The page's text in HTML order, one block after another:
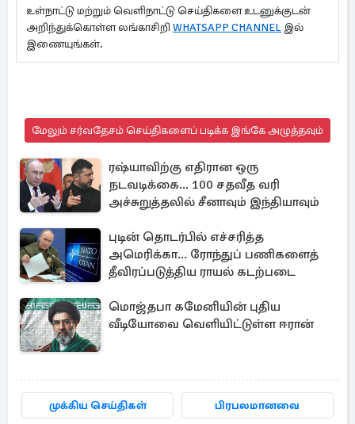
உள்நாட்டு மற்றும் வெளிநாட்டு செய்திகளை உடனுக்குடன்
அறிந்துக்கொள்ள லங்காசிறி WHATSAPP CHANNEL இல்
இணையுங்கள்.
மேலும் சர்வதேசம் செய்திகளைப் படிக்க இங்கே அழுத்தவும்
ரஷ்யாவிற்கு எதிரான ஒரு
நடவடிக்கை... 100 சதவீத வரி
அச்சுறுத்தலில் சீனாவும் இந்தியாவும்
புடின் தொடர்பில் எச்சரித்த
அமெரிக்கா... ரோந்துப் பணிகளைத்
தீவிரப்படுத்திய ராயல் கடற்படை
மொஜ்தபா கமேனியின் புதிய
வீடியோவை வெளியிட்டுள்ள ஈரான்
முக்கிய செய்திகள் பிரபலமானவை